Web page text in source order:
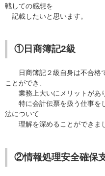
戦しての感想を
記載したいと思います。
①日商簿記2級
日商簿記２級自身は不合格
ことができ、
業務上大いにメリットがあり
特に会計伝票を扱う仕事を
法について
理解を深めることができまし
②情報処理安全確保